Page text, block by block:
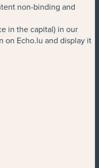
non-binding and
in the capital) in our
on Echo.lu and display it